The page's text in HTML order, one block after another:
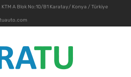
A Blok No:10/B1 Karatay/ Konya / Türkiye